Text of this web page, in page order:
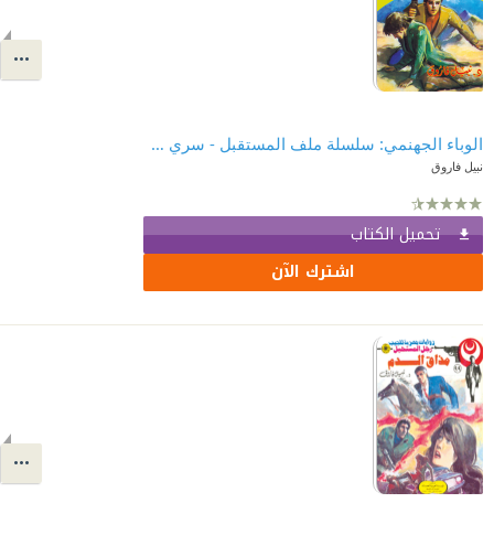
الوباء الجهنمي: سلسلة ملف المستقبل - سري جدًا 16
نبيل فاروق
تحميل الكتاب
اشترك الآن